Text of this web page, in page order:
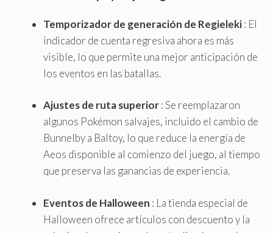
Temporizador de generación de Regieleki: El
indicador de cuenta regresiva ahora es más
visible, lo que permite una mejor anticipación de
los eventos en las batallas.
Ajustes de ruta superior: Se reemplazaron
algunos Pokémon salvajes, incluido el cambio de
Bunnelby a Baltoy, lo que reduce la energía de
Aeos disponible al comienzo del juego, al tiempo
que preserva las ganancias de experiencia.
Eventos de Halloween : La tienda especial de
Halloween ofrece artículos con descuento y la